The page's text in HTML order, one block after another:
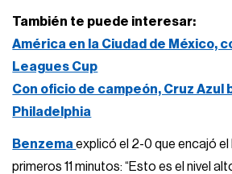
También te puede interesar:
América en la Ciudad de México,
Leagues Cup
Con oficio de campeón, Cruz Azul
Philadelphia
Benzemaexplicó el 2-0 que encajó el
primeros 11 minutos: “Esto es el nivel